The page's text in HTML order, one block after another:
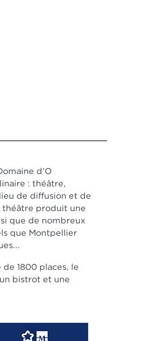
d’O
: théâtre,
de diffusion et de
théâtre produit une
que de nombreux
que Montpellier
1800 places, le
bistrot et une